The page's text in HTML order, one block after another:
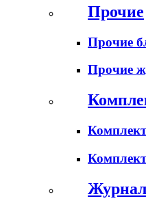
Прочие
Прочие
Прочие